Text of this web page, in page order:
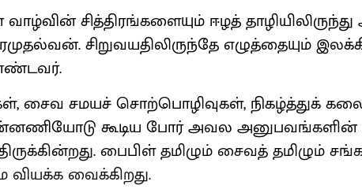
சித்திரங்​களையும் ஈழத்
சிறுவய​திலிருந்தே எழுத்​தையும்
சைவ சமயச் சொற்பொழி​வுகள், நிகழ்த்துக்
கூடிய போர் அவல அனுபவங்​களின்
பைபிள் தமிழும் சைவத் தமிழும்
வைக்கிறது.